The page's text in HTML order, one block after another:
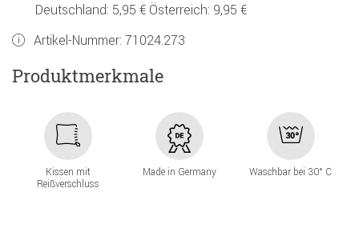
Deutschland: 5,95 € Österreich: 9,95 €
Artikel-Nummer: 71024.273
Produktmerkmale
Kissen mit
Reißverschluss
Made in Germany Waschbar bei 30° C